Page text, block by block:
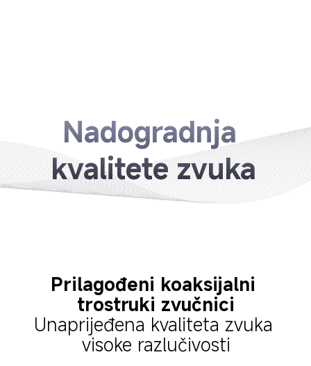
Nadogradnja
kvalitete zvuka
Prilagođeni koaksijalni
trostruki zvučnici
Unaprijeđena kvaliteta zvuka
visoke razlučivosti